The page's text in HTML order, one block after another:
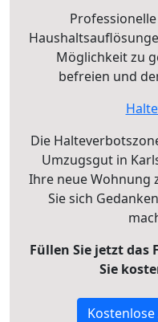
Möglichkeit zu
befreien und
Die
Umzugsgut in
Ihre neue Wohnung
Sie sich
Füllen Sie jetzt
Sie